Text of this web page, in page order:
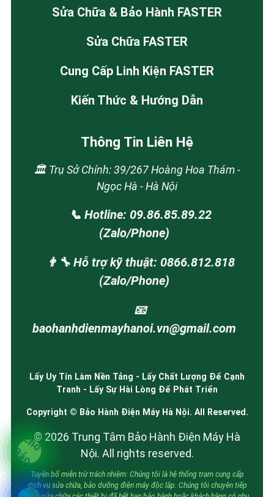
Sửa Chữa & Bảo Hành FASTER
Sửa Chữa FASTER
Cung Cấp Linh Kiện FASTER
Kiến Thức & Hướng Dẫn
Thông Tin Liên Hệ
🏛️ Trụ Sở Chính: 39/267 Hoàng Hoa Thám -
Ngọc Hà - Hà Nội
📞 Hotline: 09.86.85.89.22
(Zalo/Phone)
👨‍🔧 Hỗ trợ kỹ thuật: 0866.812.818
(Zalo/Phone)
📧
baohanhdienmayhanoi.vn@gmail.com
Lấy Uy Tín Làm Nền Tảng - Lấy Chất Lượng Để Cạnh
Tranh - Lấy Sự Hài Lòng Để Phát Triển
Copyright © Bảo Hành Điện Máy Hà Nội. All Reserved.
© 2026 Trung Tâm Bảo Hành Điện Máy Hà
Nội. All rights reserved.
Tuyên bố miễn trừ trách nhiệm: Chúng tôi là hệ thống trạm cung cấp
dịch vụ sửa chữa, bảo dưỡng điện máy độc lập. Chúng tôi chuyên tiếp